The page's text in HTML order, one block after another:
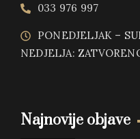
033 976 997
PONEDJELJAK –
NEDJELJA:
Najnovije objave